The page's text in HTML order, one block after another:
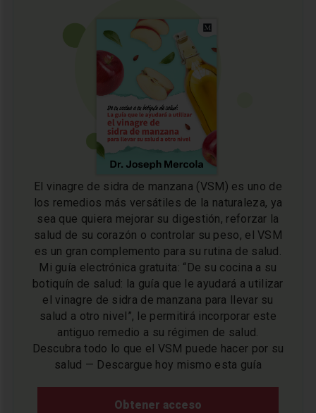
El vinagre de sidra de manzana (VSM) es uno de
los remedios más versátiles de la naturaleza, ya
sea que quiera mejorar su digestión, reforzar la
salud de su corazón o controlar su peso, el VSM
es un gran complemento para su rutina de salud.
Mi guía electrónica gratuita: “De su cocina a su
botiquín de salud: la guía que le ayudará a utilizar
el vinagre de sidra de manzana para llevar su
salud a otro nivel”, le permitirá incorporar este
antiguo remedio a su régimen de salud.
Descubra todo lo que el VSM puede hacer por su
salud — Descargue hoy mismo esta guía
Obtener acceso